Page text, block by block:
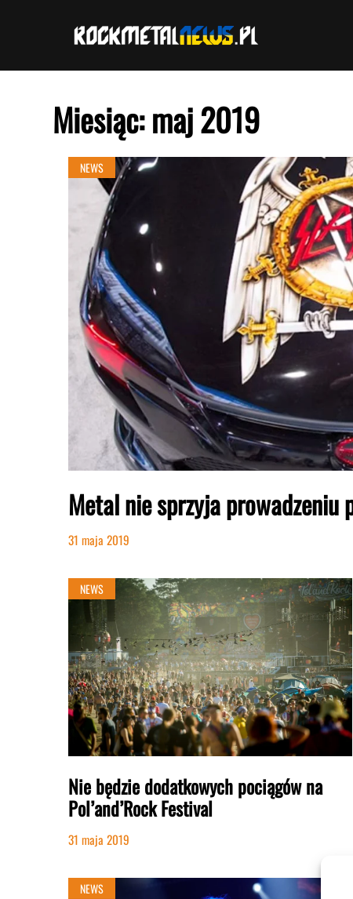
Miesiąc:maj 2019
NEWS
Metal nie sprzyja prowadzeniu
31 maja 2019
NEWS
Nie będzie dodatkowych pociągów na
Pol’and’Rock Festival
31 maja 2019
NEWS